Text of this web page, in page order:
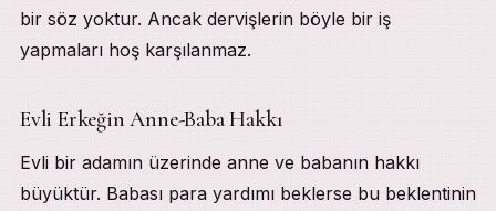
Hudeybiye’ye Giden Süreç
Elçiler ve Müzâkereler
Fetih Sûresi’nin Nüzûlü ve Tesiri
Fetih Sûresi’nin Tasavvufî Boyutu
Hz. Peygamber’in Masûmiyeti
Kaynakça
bir söz yoktur. Ancak dervişlerin böyle bir iş
yapmaları hoş karşılanmaz.
Evli Erkeğin Anne-Baba Hakkı
Evli bir adamın üzerinde anne ve babanın hakkı
büyüktür. Babası para yardımı beklerse bu beklentinin